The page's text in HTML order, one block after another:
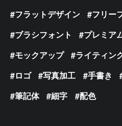
フラットデザイン
フリー
ブラシフォント
プレミア
モックアップ
ライティン
ロゴ
写真加工 手書き
筆記体
細字 配色